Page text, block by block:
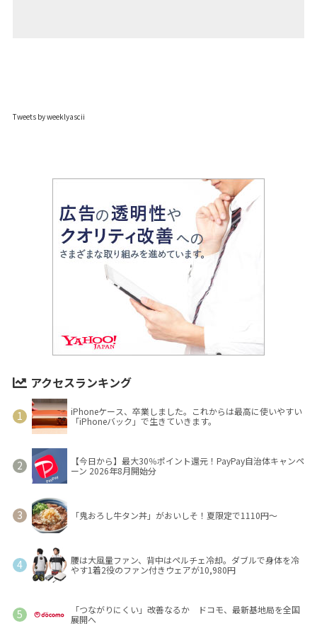
Tweets by weeklyascii
アクセスランキング
iPhoneケース、卒業しました。これからは最高に使いやすい
「iPhoneバック」で生きていきます。
【今日から】最大30％ポイント還元！PayPay自治体キャンペ
ーン 2026年8月開始分
「鬼おろし牛タン丼」がおいしそ！夏限定で1110円～
腰は大風量ファン、背中はペルチェ冷却。ダブルで身体を冷
やす1着2役のファン付きウェアが10,980円
「つながりにくい」改善なるか ドコモ、最新基地局を全国
展開へ